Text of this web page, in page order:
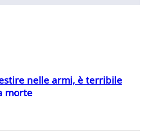
nelle armi, è terribile
morte